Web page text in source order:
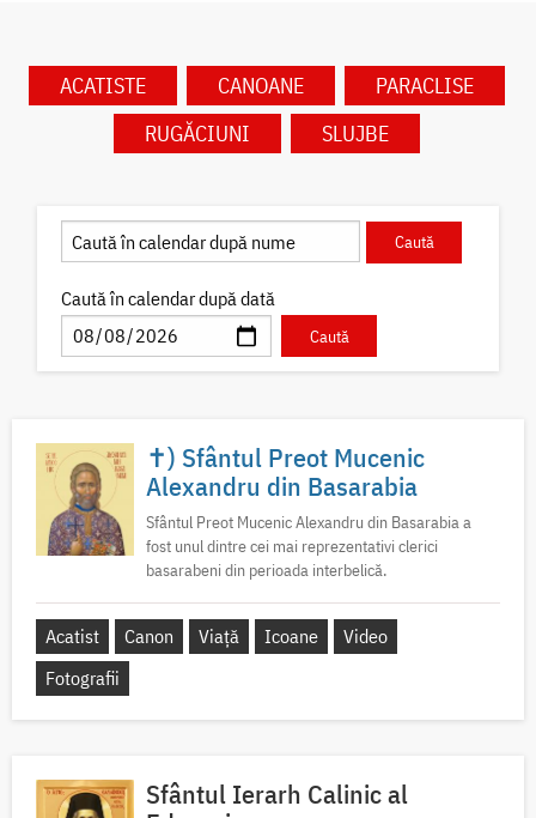
ACATISTE CANOANE
PARACLISE
RUGĂCIUNI
SLUJBE
Caută în calendar după dată
✝) Sfântul Preot Mucenic
Alexandru din Basarabia
Sfântul Preot Mucenic Alexandru din Basarabia a
fost unul dintre cei mai reprezentativi clerici
basarabeni din perioada interbelică.
Acatist Canon Viață Icoane
Video
Fotografii
Sfântul Ierarh Calinic al